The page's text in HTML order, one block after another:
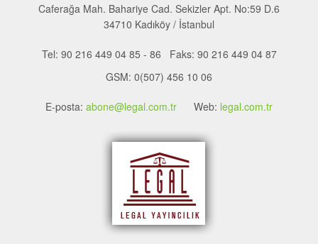
Caferağa Mah. Bahariye Cad. Sekizler Apt. No:59 D.6
34710 Kadıköy / İstanbul
Tel: 90 216 449 04 85 - 86 Faks: 90 216 449 04 87
GSM: 0(507) 456 10 06
E-posta: abone@legal.com.tr Web: legal.com.tr